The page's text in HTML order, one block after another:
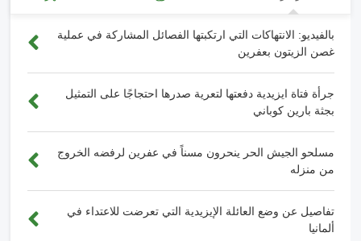
بالفيديو: الانتهاكات التي ارتكبتها الفصائل المشاركة في عملية
غصن الزيتون بعفرين
جرأة فتاة ايزيدية دفعتها لتعرية صدرها احتجاجًا على التمثيل
بجثة بارين كوباني
مسلحو الجيش الحر ينحرون مسناً في عفرين لرفضه الخروج
من منزله
تفاصيل عن وضع العائلة الإيزيدية التي تعرضت للاعتداء في
ألمانيا